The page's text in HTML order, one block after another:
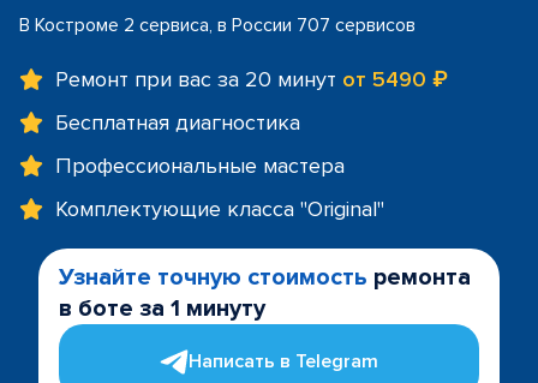
В Костроме 2 сервиса, в России 707 сервисов
Ремонт при вас за 20 минут от 5490 ₽
Бесплатная диагностика
Профессиональные мастера
Комплектующие класса "Original"
Узнайте точную стоимость ремонта
в боте за 1 минуту
Написать в Telegram